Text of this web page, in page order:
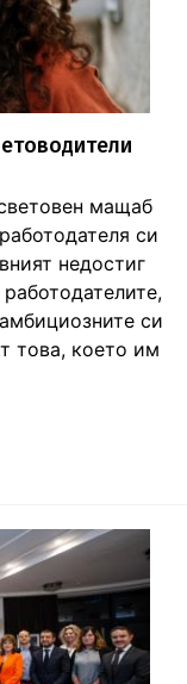
мащаб
си
недостиг
си
това, което им